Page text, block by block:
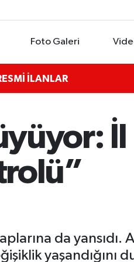
Foto Galeri
İLANLAR
İl
da yansıdı.
yaşandığını